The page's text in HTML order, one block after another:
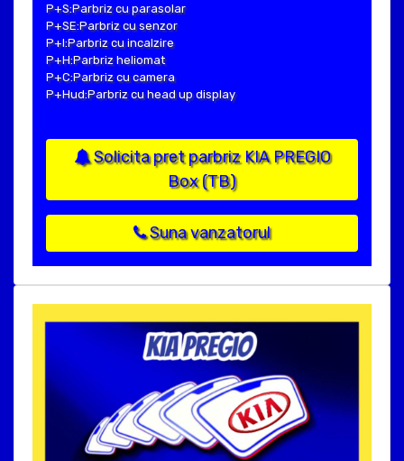
P+S:Parbriz cu parasolar
P+SE:Parbriz cu senzor
P+I:Parbriz cu incalzire
P+H:Parbriz heliomat
P+C:Parbriz cu camera
P+Hud:Parbriz cu head up display
Solicita pret parbriz KIA PREGIO
Box (TB)
Suna vanzatorul